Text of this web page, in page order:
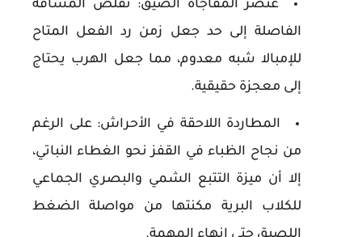
عنصر المفاجأة الضيق: تقلص المسافة
الفاصلة إلى حد جعل زمن رد الفعل المتاح
للإمبالا شبه معدوم، مما جعل الهرب يحتاج
إلى معجزة حقيقية.
المطاردة اللاحقة في الأحراش: على الرغم
من نجاح الظباء في القفز نحو الغطاء النباتي،
إلا أن ميزة التتبع الشمي والبصري الجماعي
للكلاب البرية مكنتها من مواصلة الضغط